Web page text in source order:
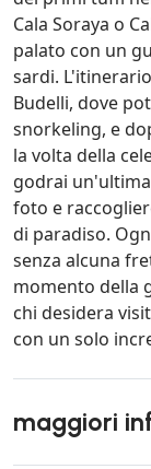
Cala Soraya o
palato con un
sardi.
Budelli, dove
snorkeling, e
la volta della
godrai
foto e
di paradiso.
senza alcuna
momento della
chi desidera
con un solo
maggiori